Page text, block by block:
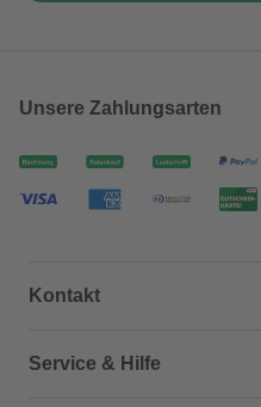
Unsere Zahlungsarten
Kontakt
Dein Kontakt zu uns
Service & Hilfe